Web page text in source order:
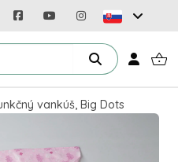
vankúš, Big Dots